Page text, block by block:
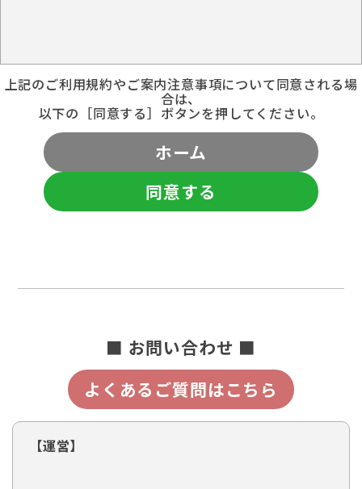
上記のご利用規約やご案内注意事項について同意される場
合は、
以下の［同意する］ボタンを押してください。
ホーム
同意する
■ お問い合わせ ■
よくあるご質問はこちら
【運営】